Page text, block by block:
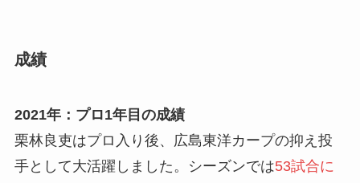
成績
2021年：プロ1年目の成績
栗林良吏はプロ入り後、広島東洋カープの抑え投
手として大活躍しました。シーズンでは53試合に